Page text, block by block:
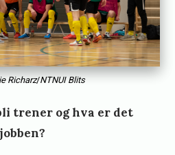
Richarz/NTNUI Blits
trener og hva er det